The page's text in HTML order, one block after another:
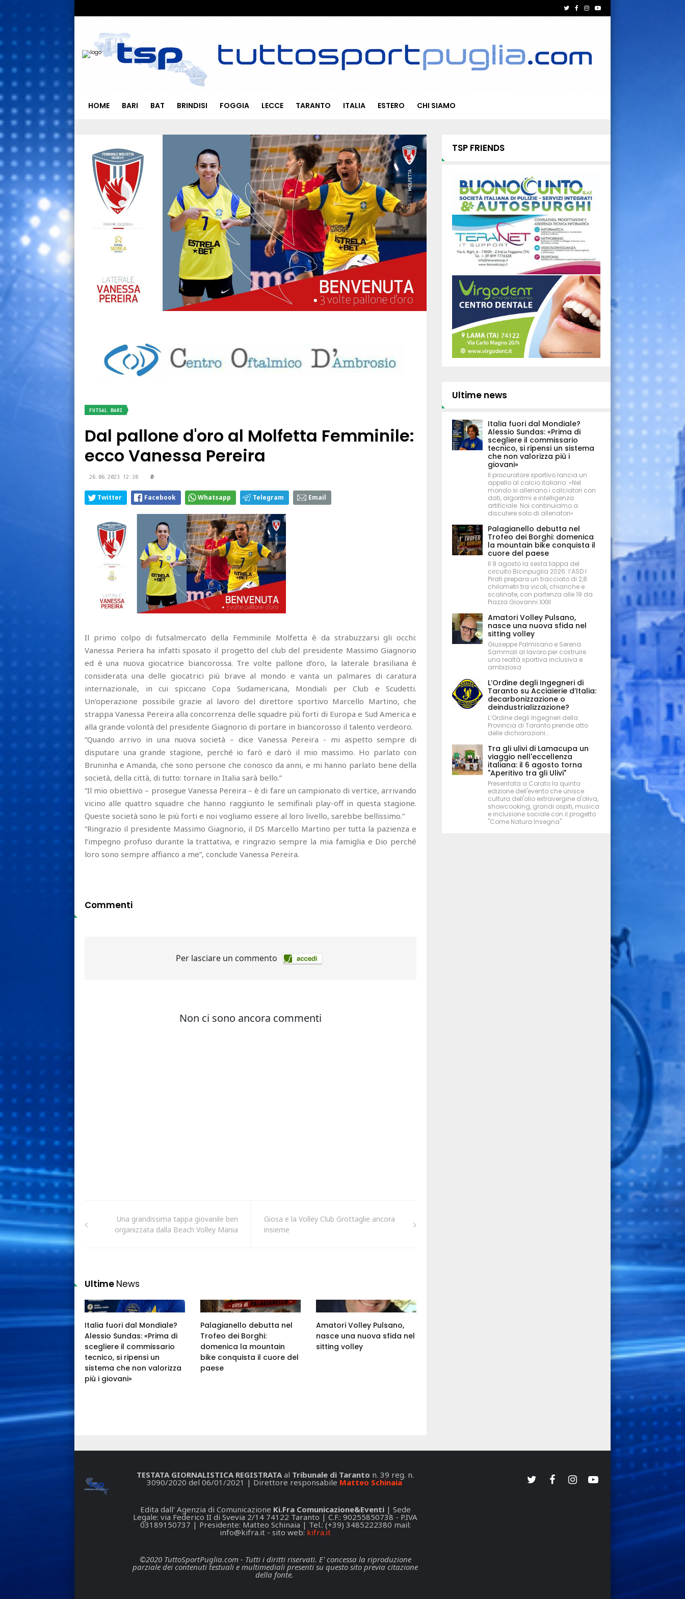
HOME BARI BAT BRINDISI FOGGIA LECCE TARANTO ITALIA ESTERO CHI SIAMO
FUTSAL BARI
Dal pallone d'oro al Molfetta Femminile:
ecco Vanessa Pereira
26.06.2023 12:38 0
Twitter Facebook Whatsapp Telegram Email
Il primo colpo di futsalmercato della Femminile Molfetta è da strabuzzarsi gli occhi:
Vanessa Periera ha infatti sposato il progetto del club del presidente Massimo Giagnorio
ed è una nuova giocatrice biancorossa. Tre volte pallone d’oro, la laterale brasiliana è
considerata una delle giocatrici più brave al mondo e vanta un palmares di caratura
internazionale, in cui spiccanoCopa Sudamericana, Mondiali per Club e Scudetti.
Un’operazione possibile grazie al lavoro del direttore sportivo Marcello Martino, che
strappa Vanessa Pereira alla concorrenza delle squadre più forti di Europa e Sud America e
alla grande volontà del presidente Giagnorio di portare in biancorosso il talento verdeoro.
“Quando arrivo in una nuova società – dice Vanessa Pereira - mi aspetto sempre di
disputare una grande stagione, perché io farò e darò il mio massimo. Ho parlato con
Bruninha e Amanda, che sono persone che conosco da anni, e mi hanno parlato bene della
società, della città, di tutto: tornare in Italia sarà bello.”
“Il mio obiettivo – prosegue Vanessa Pereira – è di fare un campionato di vertice, arrivando
vicino alle quattro squadre che hanno raggiunto le semifinali play-off in questa stagione.
Queste società sono le più forti e noi vogliamo essere al loro livello, sarebbe bellissimo.”
“Ringrazio il presidente Massimo Giagnorio, il DS Marcello Martino per tutta la pazienza e
l’impegno profuso durante la trattativa, e ringrazio sempre la mia famiglia e Dio perché
loro sono sempre affianco a me”, conclude Vanessa Pereira.
Commenti
Una grandissima tappa giovanile ben
organizzata dalla Beach Volley Mania
Giosa e la Volley Club Grottaglie ancora
insieme
Ultime News
Italia fuori dal Mondiale?
Alessio Sundas: «Prima di
scegliere il commissario
tecnico, si ripensi un
sistema che non valorizza
più i giovani»
Palagianello debutta nel
Trofeo dei Borghi:
domenica la mountain
bike conquista il cuore del
paese
Amatori Volley Pulsano,
nasce una nuova sfida nel
sitting volley
TSP FRIENDS
Ultime news
Italia fuori dal Mondiale?
Alessio Sundas: «Prima di
scegliere il commissario
tecnico, si ripensi un sistema
che non valorizza più i
giovani»
Il procuratore sportivo lancia un
appello al calcio italiano: «Nel
mondo si allenano i calciatori con
dati, algoritmi e intelligenza
artificiale. Noi continuiamo a
discutere solo di allenatori»
Palagianello debutta nel
Trofeo dei Borghi: domenica
la mountain bike conquista il
cuore del paese
Il 9 agosto la sesta tappa del
circuito Bicinpuglia 2026: l’ASD I
Pirati prepara un tracciato di 2,8
chilometri tra vicoli, chianche e
scalinate, con partenza alle 19 da
Piazza Giovanni XXIII
Amatori Volley Pulsano,
nasce una nuova sfida nel
sitting volley
Giuseppe Palmisano e Serena
Sammali al lavoro per costruire
una realtà sportiva inclusiva e
ambiziosa
L’Ordine degli Ingegneri di
Taranto su Acciaierie d’Italia:
decarbonizzazione o
deindustrializzazione?
L’Ordine degli Ingegneri della
Provincia di Taranto prende atto
delle dichiarazioni...
Tra gli ulivi di Lamacupa un
viaggio nell'eccellenza
italiana: il 6 agosto torna
"Aperitivo tra gli Ulivi"
Presentata a Corato la quinta
edizione dell'evento che unisce
cultura dell'olio extravergine d'oliva,
showcooking, grandi ospiti, musica
e inclusione sociale con il progetto
"Come Natura Insegna"
TESTATA GIORNALISTICA REGISTRATA al Tribunale di Taranto n. 39 reg. n.
3090/2020 del 06/01/2021 | Direttore responsabile Matteo Schinaia
Edita dall' Agenzia di Comunicazione Ki.Fra Comunicazione&Eventi| Sede
Legale: via Federico II di Svevia 2/14 74122 Taranto | C.F.: 90255850738 - P.IVA
03189150737 | Presidente: Matteo Schinaia | Tel.: (+39) 3485222380 mail:
info@kifra.it - sito web: kifra.it
©2020 TuttoSportPuglia.com - Tutti i diritti riservati. E' concessa la riproduzione
parziale dei contenuti testuali e multimediali presenti su questo sito previa citazione
della fonte.